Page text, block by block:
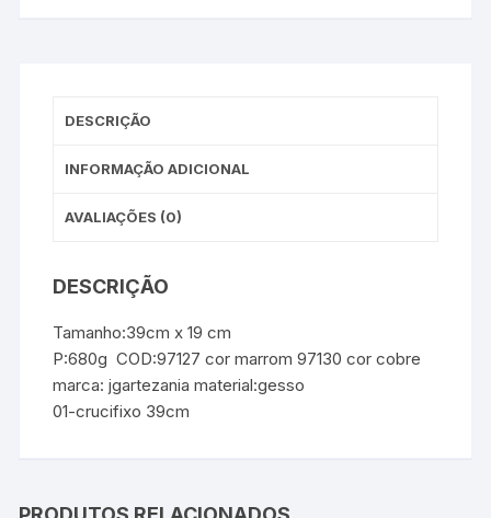
DESCRIÇÃO
INFORMAÇÃO ADICIONAL
AVALIAÇÕES (0)
DESCRIÇÃO
Tamanho:39cm x 19 cm
P:680g COD:97127 cor marrom 97130 cor cobre
marca: jgartezania material:gesso
01-crucifixo 39cm